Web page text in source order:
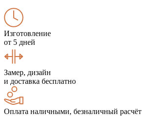
Изготовление
от 5 дней
Замер, дизайн
и доставка бесплатно
Оплата наличными, безналичный расчёт